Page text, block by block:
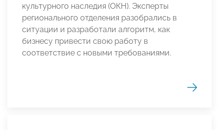
культурного наследия (ОКН). Эксперты
регионального отделения разобрались в
ситуации и разработали алгоритм, как
бизнесу привести свою работу в
соответствие с новыми требованиями.